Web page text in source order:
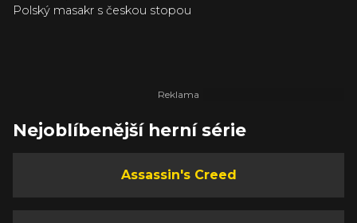
Polský masakr s českou stopou
Nejoblíbenější herní série
Assassin's Creed